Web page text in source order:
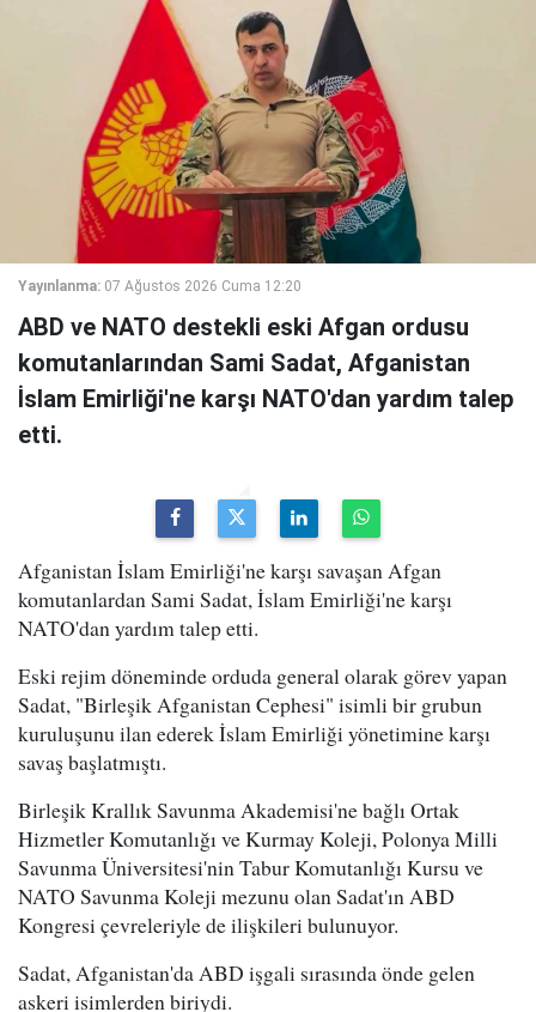
Yayınlanma: 07 Ağustos 2026 Cuma 12:20
ABD ve NATO destekli eski Afgan ordusu
komutanlarından Sami Sadat, Afganistan
İslam Emirliği'ne karşı NATO'dan yardım talep
etti.
Afganistan İslam Emirliği'ne karşı savaşan Afgan
komutanlardan Sami Sadat, İslam Emirliği'ne karşı
NATO'dan yardım talep etti.
Eski rejim döneminde orduda general olarak görev yapan
Sadat, "Birleşik Afganistan Cephesi" isimli bir grubun
kuruluşunu ilan ederek İslam Emirliği yönetimine karşı
savaş başlatmıştı.
Birleşik Krallık Savunma Akademisi'ne bağlı Ortak
Hizmetler Komutanlığı ve Kurmay Koleji, Polonya Milli
Savunma Üniversitesi'nin Tabur Komutanlığı Kursu ve
NATO Savunma Koleji mezunu olan Sadat'ın ABD
Kongresi çevreleriyle de ilişkileri bulunuyor.
Sadat, Afganistan'da ABD işgali sırasında önde gelen
askeri isimlerden biriydi.